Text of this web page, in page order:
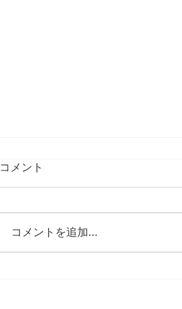
節分の豆まき～節明け
コメント
コメントを追加…